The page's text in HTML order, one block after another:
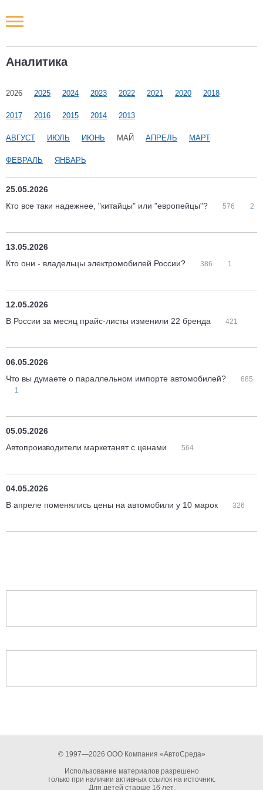
Аналитика
2026 2025 2024 2023 2022 2021 2020 2018
2017 2016 2015 2014 2013
АВГУСТ ИЮЛЬ ИЮНЬ МАЙ АПРЕЛЬ МАРТ
ФЕВРАЛЬ ЯНВАРЬ
25.05.2026
Кто все таки надежнее, "китайцы" или "европейцы"?
576 2
13.05.2026
Кто они - владельцы электромобилей России?
386 1
12.05.2026
В России за месяц прайс-листы изменили 22 бренда
421
06.05.2026
Что вы думаете о параллельном импорте автомобилей?
685
1
05.05.2026
Автопроизводители маркетанят с ценами
564
04.05.2026
В апреле поменялись цены на автомобили у 10 марок
326
© 1997—2026 ООО Компания «АвтоСреда»
Использование материалов разрешено
только при наличии активных ссылок на источник.
Для детей старше 16 лет.
Новости РФ
Наши мероприятия
Статьи